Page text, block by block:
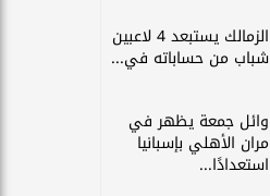
الزمالك يستبعد 4 لاعبين
شباب من حساباته في...
وائل جمعة يظهر في
مران الأهلي بإسبانيا
استعدادًا...